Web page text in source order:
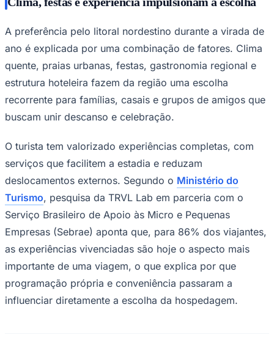
entre os destinos mais buscados em levantamento
divulgado pela Decolar.
Antecedência muda a lógica do setor
Na prática, o réveillon passou a funcionar como um
produto turístico de alta sensibilidade comercial. A
demanda é concentrada, a disponibilidade é limitada e a
expectativa do hóspede é elevada. Por isso, hotéis que
dependem do fluxo de fim de ano precisam iniciar a
comunicação antes que o consumidor chegue à fase
final de decisão.
Clima, festas e experiência impulsionam a escolha
A preferência pelo litoral nordestino durante a virada de